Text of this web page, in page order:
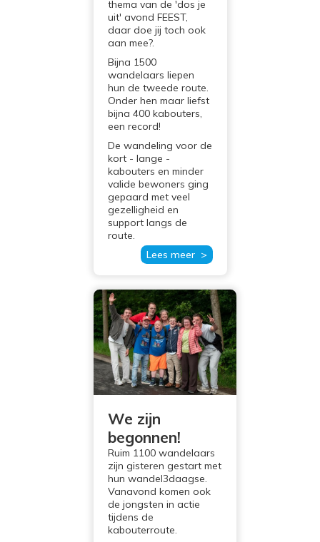
thema van de 'dos je
uit' avond FEEST,
daar doe jij toch ook
aan mee?.
Bijna 1500
wandelaars liepen
hun de tweede route.
Onder hen maar liefst
bijna 400 kabouters,
een record!
De wandeling voor de
kort - lange -
kabouters en minder
valide bewoners ging
gepaard met veel
gezelligheid en
support langs de
route.
Lees meer >
We zijn
begonnen!
Ruim 1100 wandelaars
zijn gisteren gestart met
hun wandel3daagse.
Vanavond komen ook
de jongsten in actie
tijdens de
kabouterroute.